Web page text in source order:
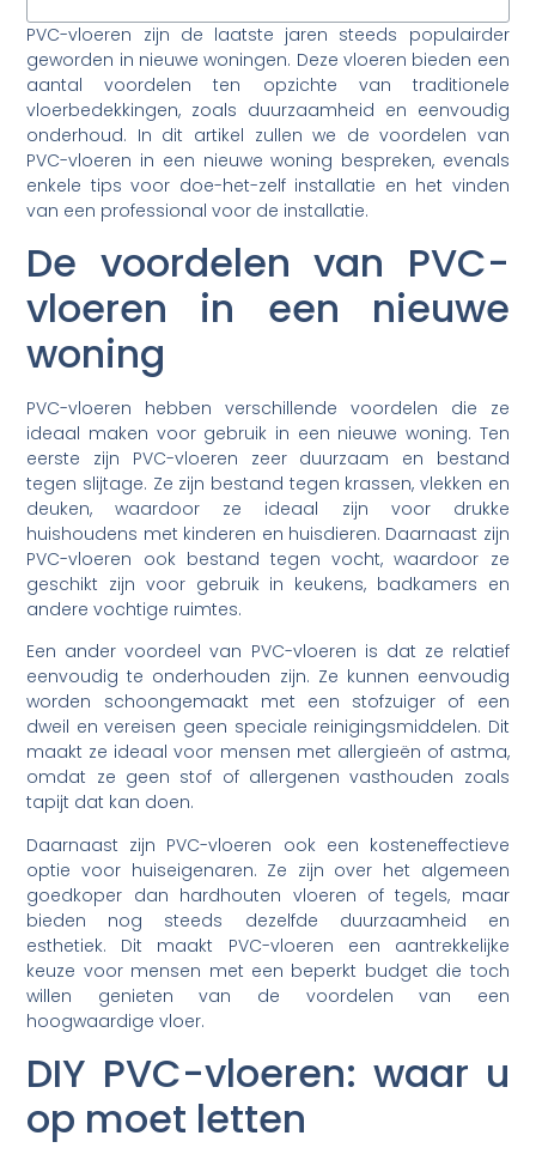
PVC-vloeren zijn de laatste jaren steeds populairder
geworden in nieuwe woningen. Deze vloeren bieden een
aantal voordelen ten opzichte van traditionele
vloerbedekkingen, zoals duurzaamheid en eenvoudig
onderhoud. In dit artikel zullen we de voordelen van
PVC-vloeren in een nieuwe woning bespreken, evenals
enkele tips voor doe-het-zelf installatie en het vinden
van een professional voor de installatie.
De voordelen van PVC-
vloeren in een nieuwe
woning
PVC-vloeren hebben verschillende voordelen die ze
ideaal maken voor gebruik in een nieuwe woning. Ten
eerste zijn PVC-vloeren zeer duurzaam en bestand
tegen slijtage. Ze zijn bestand tegen krassen, vlekken en
deuken, waardoor ze ideaal zijn voor drukke
huishoudens met kinderen en huisdieren. Daarnaast zijn
PVC-vloeren ook bestand tegen vocht, waardoor ze
geschikt zijn voor gebruik in keukens, badkamers en
andere vochtige ruimtes.
Een ander voordeel van PVC-vloeren is dat ze relatief
eenvoudig te onderhouden zijn. Ze kunnen eenvoudig
worden schoongemaakt met een stofzuiger of een
dweil en vereisen geen speciale reinigingsmiddelen. Dit
maakt ze ideaal voor mensen met allergieën of astma,
omdat ze geen stof of allergenen vasthouden zoals
tapijt dat kan doen.
Daarnaast zijn PVC-vloeren ook een kosteneffectieve
optie voor huiseigenaren. Ze zijn over het algemeen
goedkoper dan hardhouten vloeren of tegels, maar
bieden nog steeds dezelfde duurzaamheid en
esthetiek. Dit maakt PVC-vloeren een aantrekkelijke
keuze voor mensen met een beperkt budget die toch
willen genieten van de voordelen van een
hoogwaardige vloer.
DIY PVC-vloeren: waar u
op moet letten